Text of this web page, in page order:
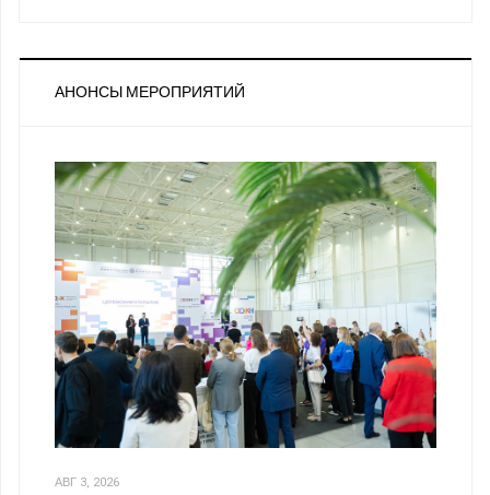
АНОНСЫ МЕРОПРИЯТИЙ
АВГ 3, 2026